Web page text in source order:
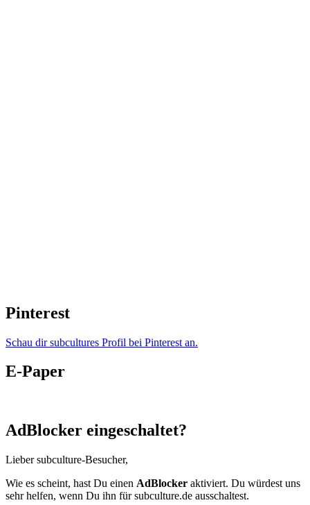
Pinterest
Schau dir subcultures Profil bei Pinterest an.
E-Paper
AdBlocker eingeschaltet?
Lieber subculture-Besucher,
Wie es scheint, hast Du einen AdBlocker aktiviert. Du würdest uns
sehr helfen, wenn Du ihn für subculture.de ausschaltest.